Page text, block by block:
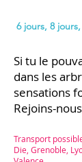
6 jours, 8
Si tu le
dans les
sensations
Rejoins-
Transport
Die, Grenoble,